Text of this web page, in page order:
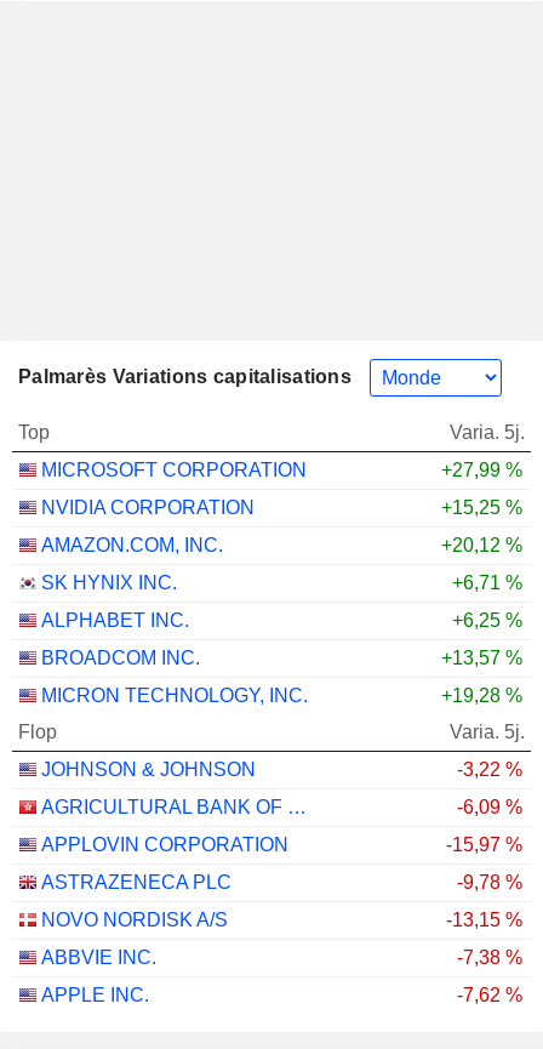
Palmarès Variations capitalisations
Top
Varia. 5j.
MICROSOFT CORPORATION
+27,99 %
NVIDIA CORPORATION
+15,25 %
AMAZON.COM, INC.
+20,12 %
SK HYNIX INC.
+6,71 %
ALPHABET INC.
+6,25 %
BROADCOM INC.
+13,57 %
MICRON TECHNOLOGY, INC.
+19,28 %
Flop
Varia. 5j.
JOHNSON & JOHNSON
-3,22 %
AGRICULTURAL BANK OF CHINA LIMITED
-6,09 %
APPLOVIN CORPORATION
-15,97 %
ASTRAZENECA PLC
-9,78 %
NOVO NORDISK A/S
-13,15 %
ABBVIE INC.
-7,38 %
APPLE INC.
-7,62 %